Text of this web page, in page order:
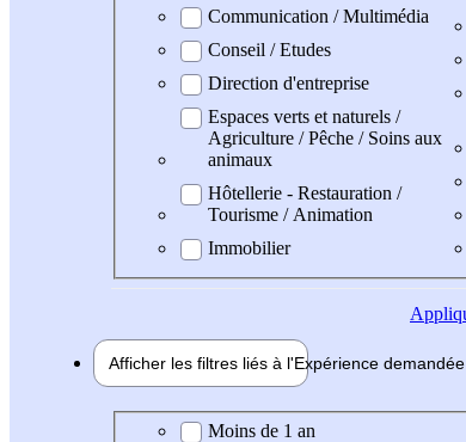
Communication / Multimédia
Conseil / Etudes
Direction d'entreprise
Espaces verts et naturels /
Agriculture / Pêche / Soins aux
animaux
Hôtellerie - Restauration /
Tourisme / Animation
Immobilier
Afficher les filtres liés à l'Expérience demandée
Expérience demandée
Moins de 1 an